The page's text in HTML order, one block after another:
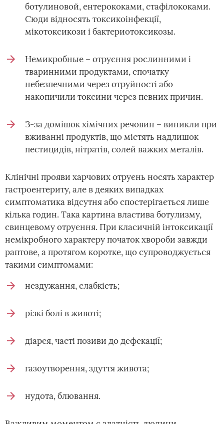
ботулиновой, ентерококами, стафілококами.
Сюди відносять токсикоінфекції,
мікотоксикози і бактериотоксикозы.
Немикробные – отруєння рослинними і
тваринними продуктами, спочатку
небезпечними через отруйності або
накопичили токсини через певних причин.
З-за домішок хімічних речовин – виникли при
вживанні продуктів, що містять надлишок
пестицидів, нітратів, солей важких металів.
Клінічні прояви харчових отруєнь носять характер
гастроентериту, але в деяких випадках
симптоматика відсутня або спостерігається лише
кілька годин. Така картина властива ботулизму,
свинцевому отруєння. При класичній інтоксикації
немікробного характеру початок хвороби завжди
раптове, а протягом коротке, що супроводжується
такими симптомами:
нездужання, слабкість;
різкі болі в животі;
діарея, часті позиви до дефекації;
газоутворення, здуття живота;
нудота, блювання.